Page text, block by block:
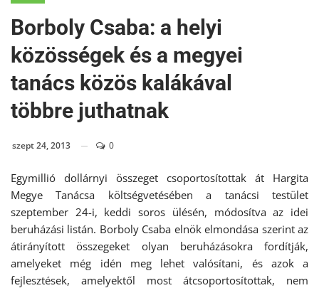
Borboly Csaba: a helyi
közösségek és a megyei
tanács közös kalákával
többre juthatnak
szept 24, 2013 0
Egymillió dollárnyi összeget csoportosítottak át Hargita
Megye Tanácsa költségvetésében a tanácsi testület
szeptember 24-i, keddi soros ülésén, módosítva az idei
beruházási listán. Borboly Csaba elnök elmondása szerint az
átirányított összegeket olyan beruházásokra fordítják,
amelyeket még idén meg lehet valósítani, és azok a
fejlesztések, amelyektől most átcsoportosítottak, nem